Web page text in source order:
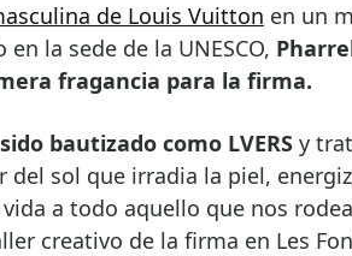
de Louis Vuitton en un
en la sede de la UNESCO,
fragancia para la firma.
bautizado como LVERSy
del sol que irradia la piel,
a todo aquello que nos
creativo de la firma en Les